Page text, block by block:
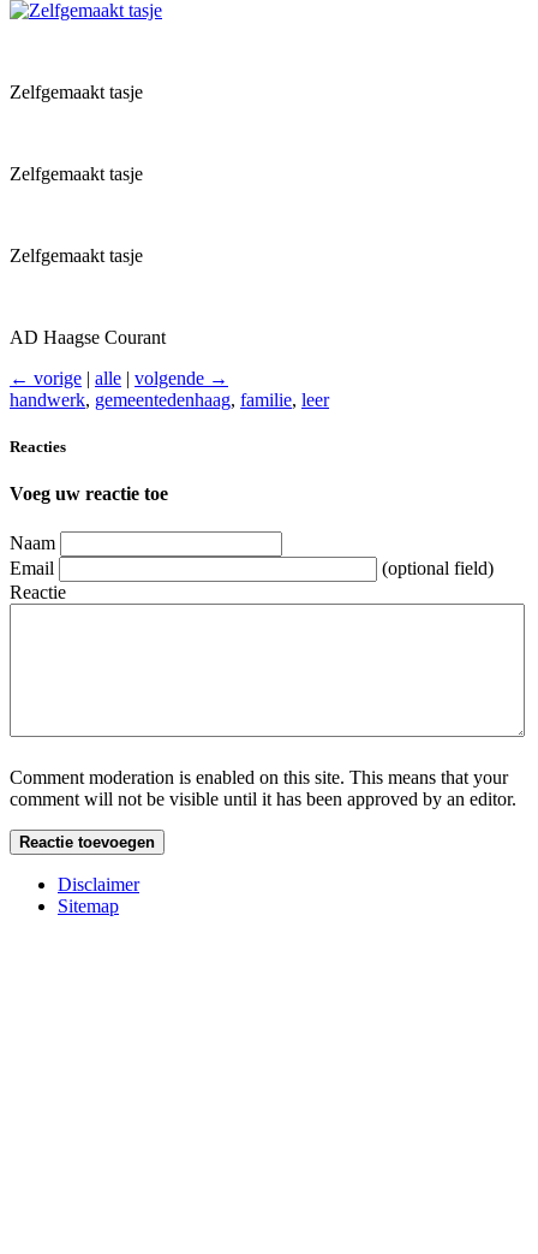
Zelfgemaakt tasje
Zelfgemaakt tasje
Zelfgemaakt tasje
AD Haagse Courant
← vorige | alle | volgende →
handwerk, gemeentedenhaag, familie, leer
Reacties
Voeg uw reactie toe
Naam
Email
(optional field)
Reactie
Comment moderation is enabled on this site. This means that your
comment will not be visible until it has been approved by an editor.
Disclaimer
Sitemap